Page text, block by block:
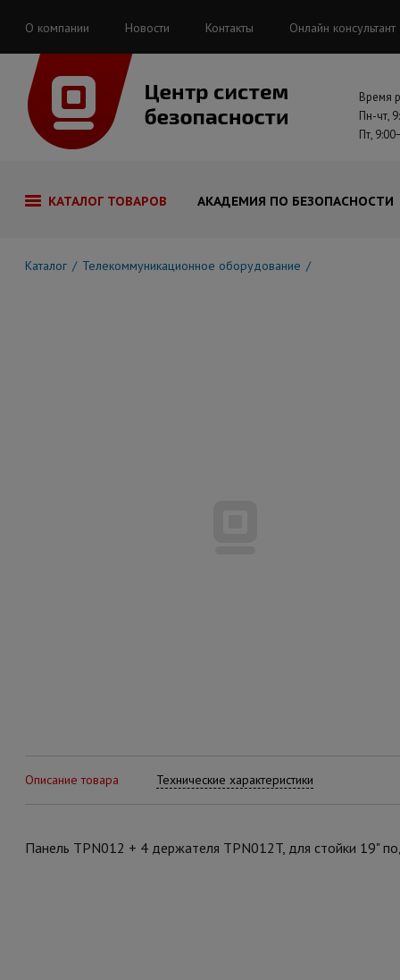
О компании Новости Контакты Онлайн консультант
Время
Пн-чт,
Пт,
КАТАЛОГ ТОВАРОВ АКАДЕМИЯ ПО БЕЗОПАСНОСТИ
Каталог Телекоммуникационное оборудование
Описание товара Технические характеристики
Панель TPN012 + 4 держателя TPN012T, для стойки 19"